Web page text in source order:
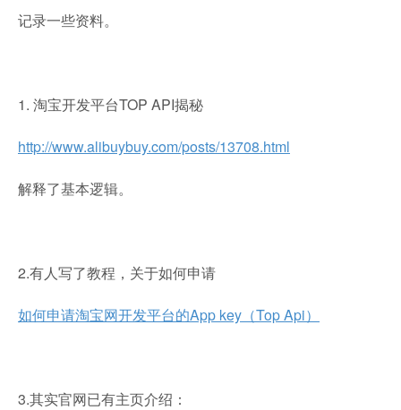
记录一些资料。
1. 淘宝开发平台TOP API揭秘
http://www.alibuybuy.com/posts/13708.html
解释了基本逻辑。
2.有人写了教程，关于如何申请
如何申请淘宝网开发平台的App key（Top Api）
3.其实官网已有主页介绍：